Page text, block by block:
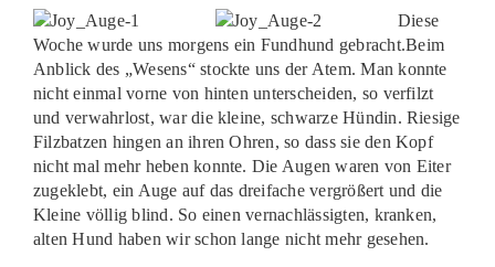
Diese
Woche wurde uns morgens ein Fundhund gebracht.Beim
Anblick des „Wesens“ stockte uns der Atem. Man konnte
nicht einmal vorne von hinten unterscheiden, so verfilzt
und verwahrlost, war die kleine, schwarze Hündin. Riesige
Filzbatzen hingen an ihren Ohren, so dass sie den Kopf
nicht mal mehr heben konnte. Die Augen waren von Eiter
zugeklebt, ein Auge auf das dreifache vergrößert und die
Kleine völlig blind. So einen vernachlässigten, kranken,
alten Hund haben wir schon lange nicht mehr gesehen.